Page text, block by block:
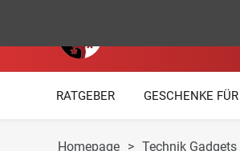
RATGEBER GESCHENKE
Homepage > Technik Gadgets